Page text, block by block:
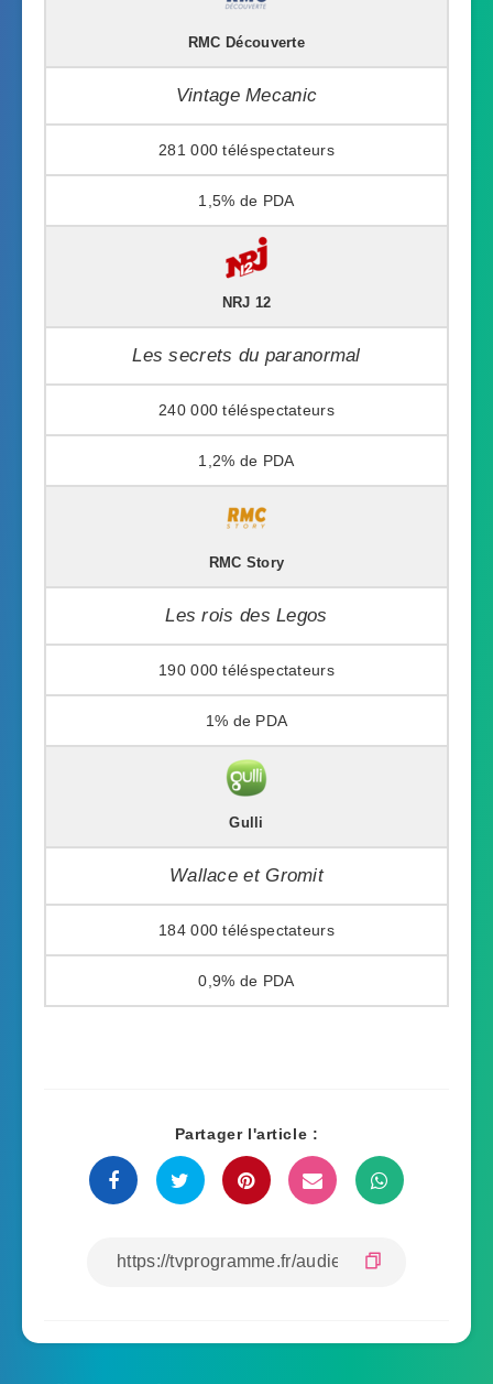
RMC Découverte
Vintage Mecanic
281 000
1,5%
NRJ 12
Les secrets du paranormal
240 000
1,2%
RMC Story
Les rois des Legos
190 000
1%
Gulli
Wallace et Gromit
184 000
0,9%
Partager l'article :